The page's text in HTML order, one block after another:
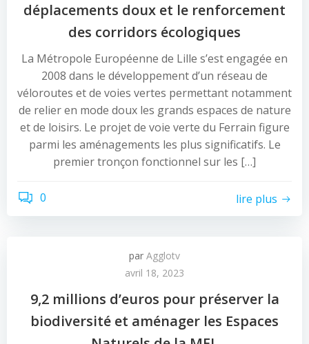
déplacements doux et le renforcement
des corridors écologiques
La Métropole Européenne de Lille s’est engagée en
2008 dans le développement d’un réseau de
véloroutes et de voies vertes permettant notamment
de relier en mode doux les grands espaces de nature
et de loisirs. Le projet de voie verte du Ferrain figure
parmi les aménagements les plus significatifs. Le
premier tronçon fonctionnel sur les […]
0 lire plus
par Agglotv
avril 18, 2023
9,2 millions d’euros pour préserver la
biodiversité et aménager les Espaces